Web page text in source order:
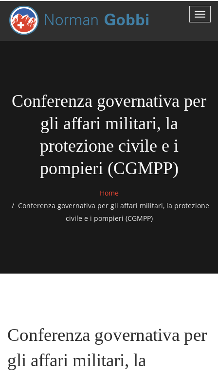
Conferenza governativa per
gli affari militari, la
protezione civile e i
pompieri (CGMPP)
Home
Conferenza governativa per gli affari militari, la protezione
civile e i pompieri (CGMPP)
Conferenza governativa per
gli affari militari, la